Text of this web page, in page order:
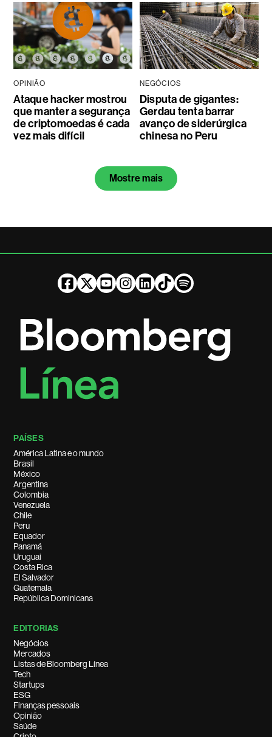
OPINIÃO
Ataque hacker mostrou
que manter a segurança
de criptomoedas é cada
vez mais difícil
NEGÓCIOS
Disputa de gigantes:
Gerdau tenta barrar
avanço de siderúrgica
chinesa no Peru
Mostre mais
PAÍSES
América Latina e o mundo
Brasil
México
Argentina
Colombia
Venezuela
Chile
Peru
Equador
Panamá
Uruguai
Costa Rica
El Salvador
Guatemala
República Dominicana
EDITORIAS
Negócios
Mercados
Listas de Bloomberg Línea
Tech
Startups
ESG
Finanças pessoais
Opinião
Saúde